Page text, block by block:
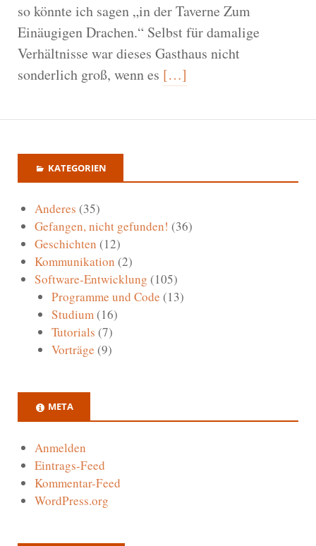
so könnte ich sagen „in der Taverne Zum
Einäugigen Drachen.“ Selbst für damalige
Verhältnisse war dieses Gasthaus nicht
sonderlich groß, wenn es […]
KATEGORIEN
Anderes (35)
Gefangen, nicht gefunden! (36)
Geschichten (12)
Kommunikation (2)
Software-Entwicklung (105)
Programme und Code (13)
Studium(16)
Tutorials (7)
Vorträge (9)
META
Anmelden
Eintrags-Feed
Kommentar-Feed
WordPress.org